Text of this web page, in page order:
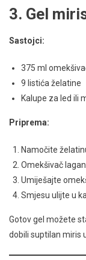
3. Gel
Sastojci:
375 ml
9 listića želatine
Kalupe za led ili
Priprema:
Namočite
Omekšivač
Umiješajte
Smjesu ulijte u
Gotov gel možete
dobili suptilan miris